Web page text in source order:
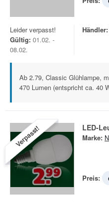
Leider verpasst!
Gültig: 01.02. -
08.02.
Händler:
Ab 2.79, Classic Glühlampe,
470 Lumen (entspricht ca. 40
Verpasst! LED-
Marke:
Preis: